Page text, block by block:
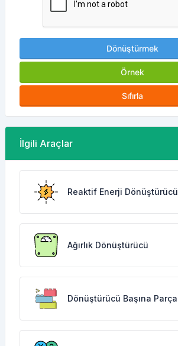
Dönüştürmek
Örnek
Sıfırla
İlgili Araçlar
Reaktif Enerji Dönüştürücü
Ağırlık Dönüştürücü
Dönüştürücü Başına Parça